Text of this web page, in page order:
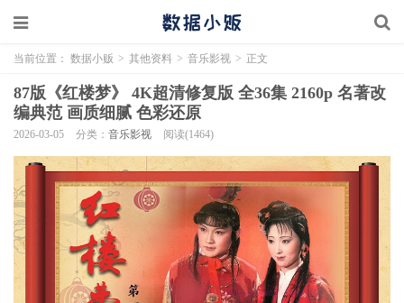
当前位置： 数据小贩 > 其他资料 > 音乐影视 > 正文
87版《红楼梦》 4K超清修复版 全36集 2160p 名著改
编典范 画质细腻 色彩还原
2026-03-05 分类： 音乐影视 阅读(1464)